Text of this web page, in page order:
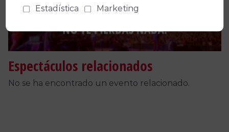
Espectáculos relacionados
No se ha encontrado un evento relacionado.
Estadística
Marketing